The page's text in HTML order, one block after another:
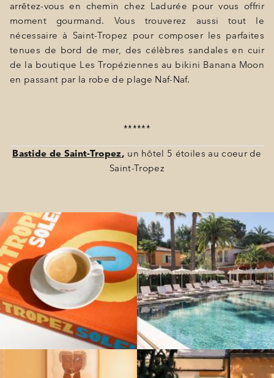
arrêtez-vous en chemin chez Ladurée pour vous offrir
moment gourmand. Vous trouverez aussi tout le
nécessaire à Saint-Tropez pour composer les parfaites
tenues de bord de mer, des célèbres sandales en cuir
de la boutique Les Tropéziennes au bikini Banana Moon
en passant par la robe de plage Naf-Naf.
******
Bastide de Saint-Tropez, un hôtel 5 étoiles au coeur de
Saint-Tropez